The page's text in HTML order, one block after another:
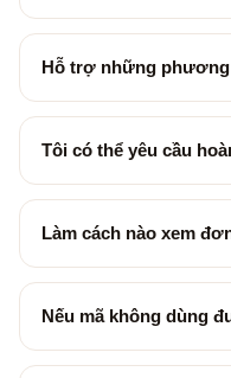
Hỗ trợ những
Tôi có thể yêu cầu
Làm cách nào xem
Nếu mã không dùng